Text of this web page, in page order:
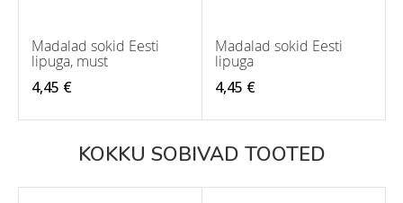
Madalad sokid Eesti
lipuga, must
4,45 €
Madalad sokid Eesti
lipuga
4,45 €
KOKKU SOBIVAD TOOTED